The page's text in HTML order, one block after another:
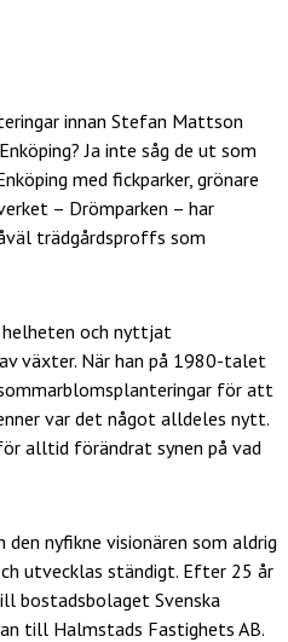
innan Stefan Mattson
Ja inte såg de ut som
med fickparker, grönare
– Drömparken – har
trädgårdsproffs som
och nyttjat
växter. När han på 1980-talet
för att
var det något alldeles nytt.
alltid förändrat synen på vad
nyfikne visionären som aldrig
utvecklas ständigt. Efter 25 år
bostadsbolaget Svenska
till Halmstads Fastighets AB.